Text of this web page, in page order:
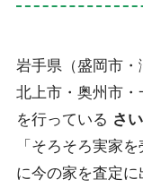
岩手県（盛岡市・
北上市・奥州市
を行っている さ
「そろそろ実家
に今の家を査定